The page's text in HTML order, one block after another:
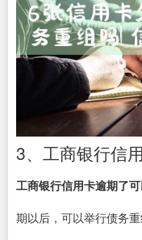
3、工商银行信
工商银行信用卡逾期了
期以后，可以举行债务